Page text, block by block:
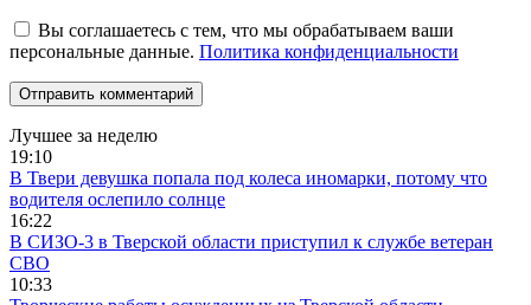
Вы соглашаетесь с тем, что мы обрабатываем ваши
персональные данные. Политика конфиденциальности
Лучшее за неделю
19:10
В Твери девушка попала под колеса иномарки, потому что
водителя ослепило солнце
16:22
В СИЗО-3 в Тверской области приступил к службе ветеран
СВО
10:33